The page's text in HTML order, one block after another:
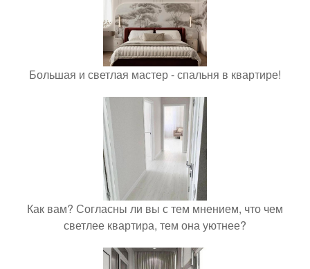
Большая и светлая мастер - спальня в квартире!
Как вам? Согласны ли вы с тем мнением, что чем
светлее квартира, тем она уютнее?